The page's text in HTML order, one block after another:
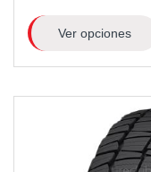
Ver opciones